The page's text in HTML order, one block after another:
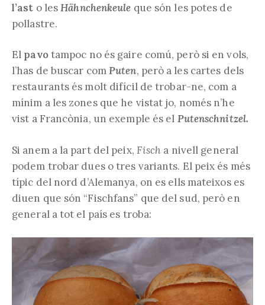
l’ast o lesHähnchenkeule que són les potes de
pollastre.
El pavotampoc no és gaire comú, però si en vols,
l’has de buscar comPuten, però a les cartes dels
restaurants és molt difícil de trobar-ne, com a
mínim a les zones que he vistat jo, només n’he
vist a Francònia, un exemple és el Putenschnitzel.
Si anem a la part del peix, Fisch a nivell general
podem trobar dues o tres variants. El peix és més
típic del nord d’Alemanya, on es ells mateixos es
diuen que són “Fischfans” que del sud, però en
general a tot el país es troba: